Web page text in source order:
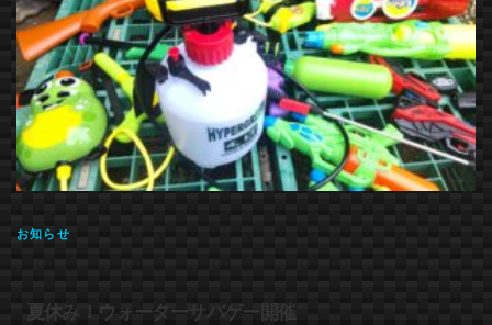
お知らせ
夏休み！ウォーターサバゲー開催